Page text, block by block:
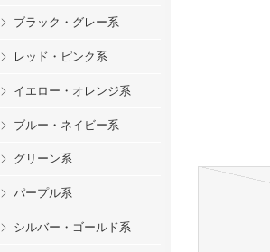
ブラック・グレー系
レッド・ピンク系
イエロー・オレンジ系
ブルー・ネイビー系
グリーン系
パープル系
シルバー・ゴールド系